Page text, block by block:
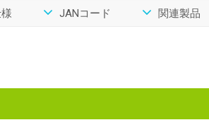
JANコード 関連製品